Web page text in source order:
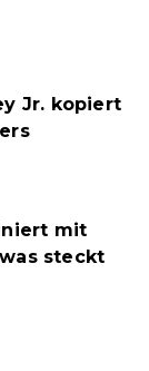
Jr. kopiert
mit
steckt